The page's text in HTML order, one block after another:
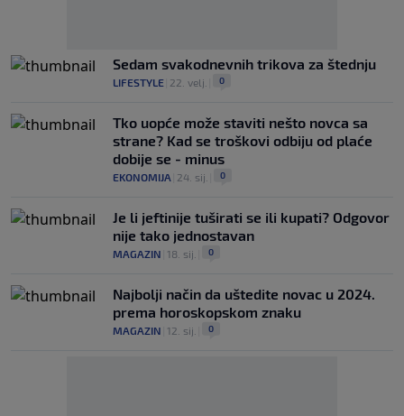
Sedam svakodnevnih trikova za štednju
LIFESTYLE 22. velj. 0
Tko uopće može staviti nešto novca sa
strane? Kad se troškovi odbiju od plaće
dobije se - minus
EKONOMIJA 24. sij. 0
Je li jeftinije tuširati se ili kupati? Odgovor
nije tako jednostavan
MAGAZIN 18. sij. 0
Najbolji način da uštedite novac u 2024.
prema horoskopskom znaku
MAGAZIN 12. sij. 0